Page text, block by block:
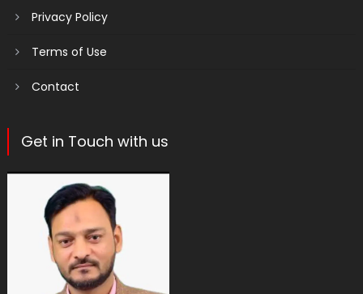
Privacy Policy
Terms of Use
Contact
Get in Touch with us